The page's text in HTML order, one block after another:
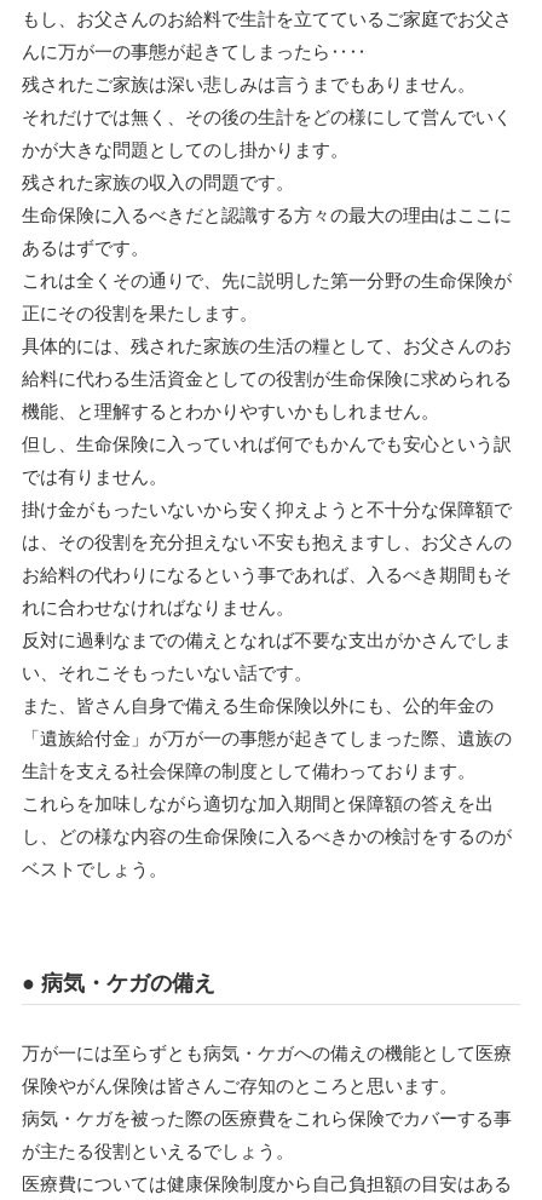
もし、お父さんのお給料で生計を立てているご家庭でお父さ
んに万が一の事態が起きてしまったら‥‥
残されたご家族は深い悲しみは言うまでもありません。
それだけでは無く、その後の生計をどの様にして営んでいく
かが大きな問題としてのし掛かります。
残された家族の収入の問題です。
生命保険に入るべきだと認識する方々の最大の理由はここに
あるはずです。
これは全くその通りで、先に説明した第一分野の生命保険が
正にその役割を果たします。
具体的には、残された家族の生活の糧として、お父さんのお
給料に代わる生活資金としての役割が生命保険に求められる
機能、と理解するとわかりやすいかもしれません。
但し、生命保険に入っていれば何でもかんでも安心という訳
では有りません。
掛け金がもったいないから安く抑えようと不十分な保障額で
は、その役割を充分担えない不安も抱えますし、お父さんの
お給料の代わりになるという事であれば、入るべき期間もそ
れに合わせなければなりません。
反対に過剰なまでの備えとなれば不要な支出がかさんでしま
い、それこそもったいない話です。
また、皆さん自身で備える生命保険以外にも、公的年金の
「遺族給付金」が万が一の事態が起きてしまった際、遺族の
生計を支える社会保障の制度として備わっております。
これらを加味しながら適切な加入期間と保障額の答えを出
し、どの様な内容の生命保険に入るべきかの検討をするのが
ベストでしょう。
● 病気・ケガの備え
万が一には至らずとも病気・ケガへの備えの機能として医療
保険やがん保険は皆さんご存知のところと思います。
病気・ケガを被った際の医療費をこれら保険でカバーする事
が主たる役割といえるでしょう。
医療費については健康保険制度から自己負担額の目安はある